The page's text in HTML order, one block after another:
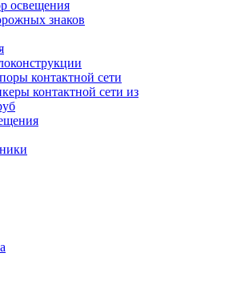
освещения
знаков
контактной сети
контактной сети из